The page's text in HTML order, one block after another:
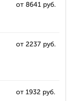
от 8641 руб.
от 2237 руб.
от 1932 руб.